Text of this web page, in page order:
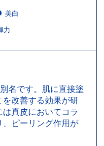
美白
力
名です。肌に直接塗
を改善する効果が研
真皮においてコラ
ピーリング作用が